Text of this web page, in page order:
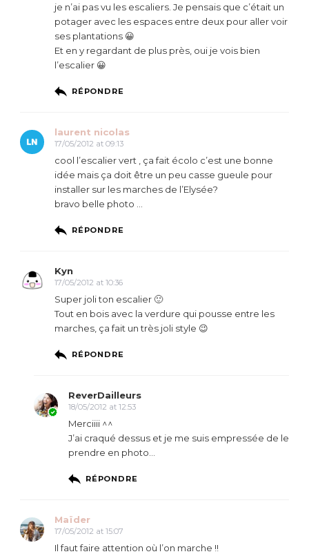
je n’ai pas vu les escaliers. Je pensais que c’était un
potager avec les espaces entre deux pour aller voir
ses plantations 😀
Et en y regardant de plus près, oui je vois bien
l’escalier 😀
RÉPONDRE
laurent nicolas
17/05/2012 at 09:13
cool l’escalier vert , ça fait écolo c’est une bonne
idée mais ça doit être un peu casse gueule pour
installer sur les marches de l’Elysée?
bravo belle photo …
RÉPONDRE
Kyn
17/05/2012 at 10:36
Super joli ton escalier 🙂
Tout en bois avec la verdure qui pousse entre les
marches, ça fait un très joli style 😉
RÉPONDRE
ReverDailleurs
18/05/2012 at 12:53
Merciiii ^^
J’ai craqué dessus et je me suis empressée de le
prendre en photo…
RÉPONDRE
Maïder
17/05/2012 at 15:07
Il faut faire attention où l’on marche !!